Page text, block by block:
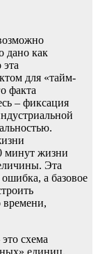
дано как
для «тайм-
факта
– фиксация
минут жизни
Эта
а базовое
времени,
схема